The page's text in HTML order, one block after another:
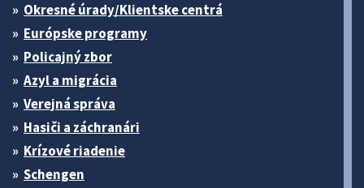
Okresné úrady/Klientske centrá
Európske programy
Policajný zbor
Azyl a migrácia
Verejná správa
Hasiči a záchranári
Krízové riadenie
Schengen